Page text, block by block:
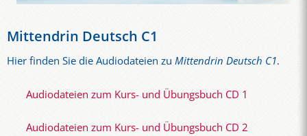
Mittendrin Deutsch C1
Hier finden Sie die Audiodateien zu Mittendrin Deutsch C1.
Audiodateien zum Kurs- und Übungsbuch CD 1
Audiodateien zum Kurs- und Übungsbuch CD 2